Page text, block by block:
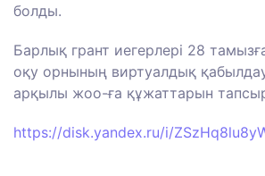
болды.
Барлық грант иегерлері 28
оқу орнының виртуалдық
арқылы жоо-ға құжаттарын
https://disk.yandex.ru/i/